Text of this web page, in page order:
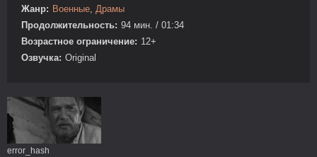
Жанр: Военные, Драмы
Продолжительность: 94 мин. / 01:34
Возрастное ограничение: 12+
Озвучка: Original
error_hash